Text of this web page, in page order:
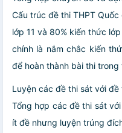
Cấu trúc đề thi THPT
lớp 11 và 80% kiến thức
chính là nắm chắc kiến
để hoàn thành bài thi trong
Luyện các đề thi sát với đề
Tổng hợp các đề thi sát
ít đề nhưng luyện trúng